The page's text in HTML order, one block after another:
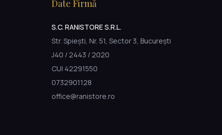
Date Firmă
S.C. RANISTORE S.R.L.
Str. Spiești, Nr. 51, Sector 3, București
J40 / 2443 / 2020
CUI 42291550
0732901128
office@ranistore.ro